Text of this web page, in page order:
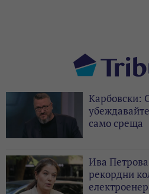
Карбовски:
само среща
Ива
рекордни